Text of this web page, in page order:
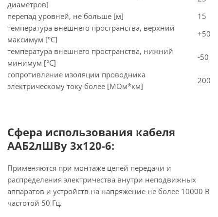
диаметров]
перепад уровней, не больше [м]
15
температура внешнего пространства, верхний
максимум [°C]
+50
температура внешнего пространства, нижний
минимум [°C]
-50
сопротивление изоляции проводника
электрическому току более [МОм*км]
200
Сфера использования кабеля
ААБ2лШВу 3х120-6:
Применяются при монтаже цепей передачи и
распределения электричества внутри неподвижных
аппаратов и устройств на напряжение не более 10000 В
частотой 50 Гц.